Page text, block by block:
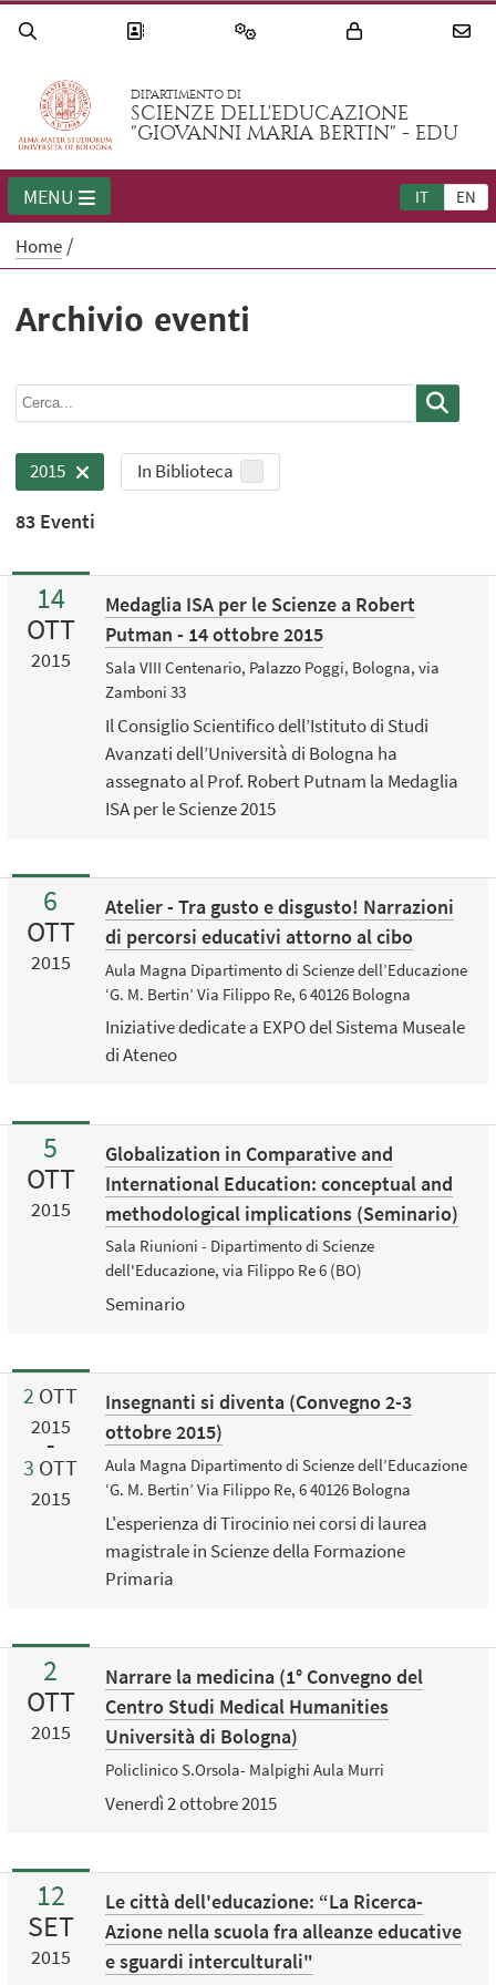
DIPARTIMENTO DI
SCIENZE DELL'EDUCAZIONE
"GIOVANNI MARIA BERTIN" - EDU
IT EN
MENU
Home
Archivio eventi
2015 In Biblioteca
83 Eventi
14
OTT
2015
Medaglia ISA per le Scienze a Robert
Putman - 14 ottobre 2015
Sala VIII Centenario, Palazzo Poggi, Bologna, via
Zamboni 33
Il Consiglio Scientifico dell’Istituto di Studi
Avanzati dell’Università di Bologna ha
assegnato al Prof. Robert Putnam la Medaglia
ISA per le Scienze 2015
6
OTT
2015
Atelier - Tra gusto e disgusto! Narrazioni
di percorsi educativi attorno al cibo
Aula Magna Dipartimento di Scienze dell’Educazione
‘G. M. Bertin’ Via Filippo Re, 6 40126 Bologna
Iniziative dedicate a EXPO del Sistema Museale
di Ateneo
5
OTT
2015
Globalization in Comparative and
International Education: conceptual and
methodological implications (Seminario)
Sala Riunioni - Dipartimento di Scienze
dell'Educazione, via Filippo Re 6 (BO)
Seminario
2 OTT
2015
3 OTT
2015
Insegnanti si diventa (Convegno 2-3
ottobre 2015)
Aula Magna Dipartimento di Scienze dell’Educazione
‘G. M. Bertin’ Via Filippo Re, 6 40126 Bologna
L'esperienza di Tirocinio nei corsi di laurea
magistrale in Scienze della Formazione
Primaria
2
OTT
2015
Narrare la medicina (1° Convegno del
Centro Studi Medical Humanities
Università di Bologna)
Policlinico S.Orsola- Malpighi Aula Murri
Venerdì 2 ottobre 2015
12
SET
2015
Le città dell'educazione: “La Ricerca-
Azione nella scuola fra alleanze educative
e sguardi interculturali"